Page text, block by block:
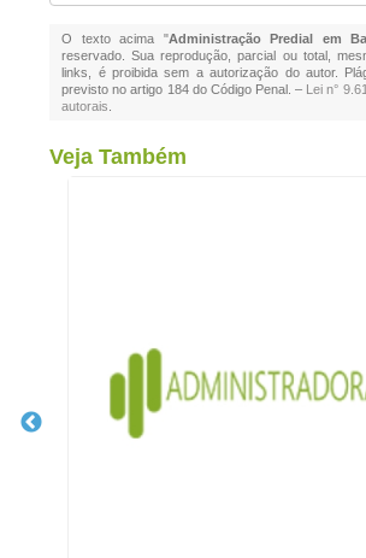
O texto acima "Administração Predial em
reservado. Sua reprodução, parcial ou total,
links, é proibida sem a autorização do autor.
previsto no artigo 184 do Código Penal. – Lei n°
autorais
Veja Também